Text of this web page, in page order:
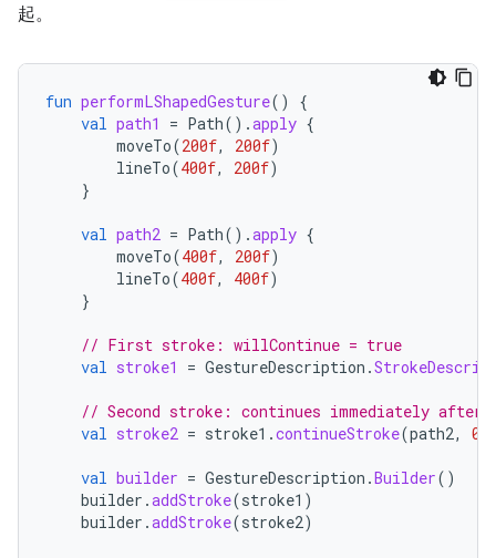
起。
fun performLShapedGesture()
{
val path1 = Path().apply {
moveTo(200f, 200f)
lineTo(400f, 200f)
}
val path2 = Path().apply {
moveTo(400f, 200f)
lineTo(400f, 400f)
}
// First stroke: willContinue = true
val stroke1 = GestureDescription .
// Second stroke: continues immediately after
val stroke2 = stroke1 .continueStroke(path2, 0
val builder = GestureDescription .Builder()
builder .addStroke(stroke1 )
builder .addStroke(stroke2)